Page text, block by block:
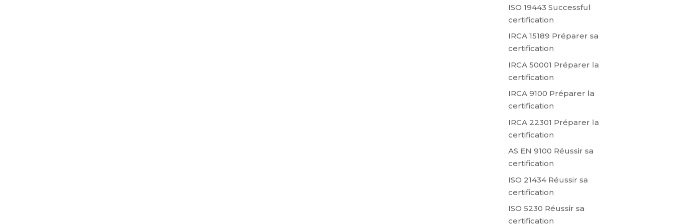
ISO 19443 Successful
certification
IRCA 15189 Préparer sa
certification
IRCA 50001 Préparer la
certification
IRCA 9100 Préparer la
certification
IRCA 22301 Préparer la
certification
AS EN 9100 Réussir sa
certification
ISO 21434 Réussir sa
certification
ISO 5230 Réussir sa
certification